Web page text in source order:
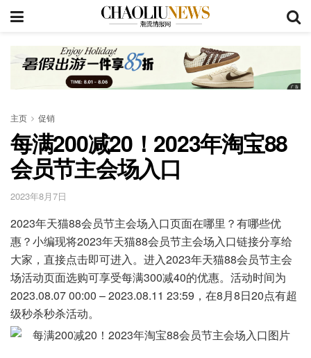
主页 促销
每满200减20！2023年淘宝88
会员节主会场入口
2023年8月7日
2023年天猫88会员节主会场入口页面在哪里？有哪些优
惠？小编现将2023年天猫88会员节主会场入口链接分享给
大家，直接点击即可进入。进入2023年天猫88会员节主会
场活动页面选购可享受每满300减40的优惠。活动时间为
2023.08.07 00:00 – 2023.08.11 23:59，在8月8日20点有超
级秒杀秒杀活动。